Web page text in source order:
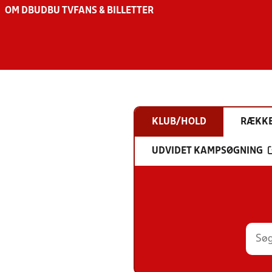
OM DBU DBU TV FANS & BILLETTER
KLUB/HOLD
UDVIDET KAMPSØGNING